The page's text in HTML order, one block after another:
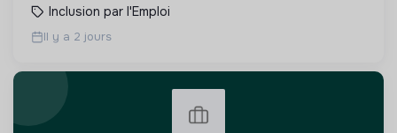
Inclusion par l'Emploi
Il y a 2 jours